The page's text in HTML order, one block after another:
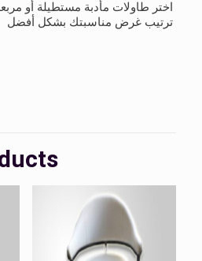
اختر طاولات مأدبة مستطيلة أو
ترتيب غرض مناسبتك بشكل أفضل